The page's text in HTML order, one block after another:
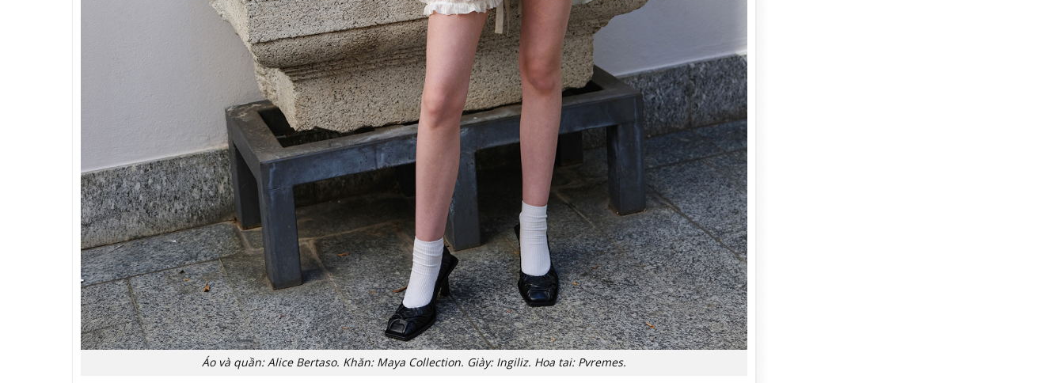
Áo và quần: Alice Bertaso. Khăn: Maya Collection. Giày: Ingiliz. Hoa tai: Pvremes.